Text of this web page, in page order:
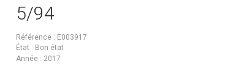
5/94
Référence
E003917
État
Bon état
Année
2017